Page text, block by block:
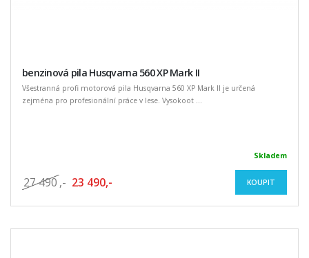
benzinová pila Husqvarna 560 XP Mark II
Všestranná profi motorová pila Husqvarna 560 XP Mark II je určená
zejména pro profesionální práce v lese. Vysokoot ...
Skladem
27 490 ,- 23 490,- KOUPIT